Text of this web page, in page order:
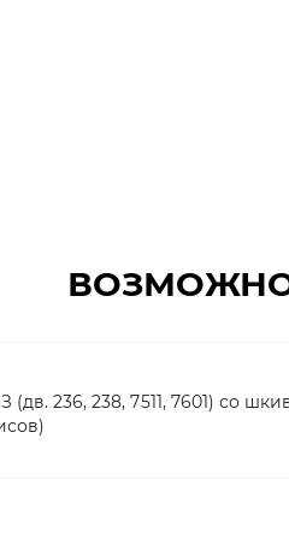
236, 238, 7511, 7601) со